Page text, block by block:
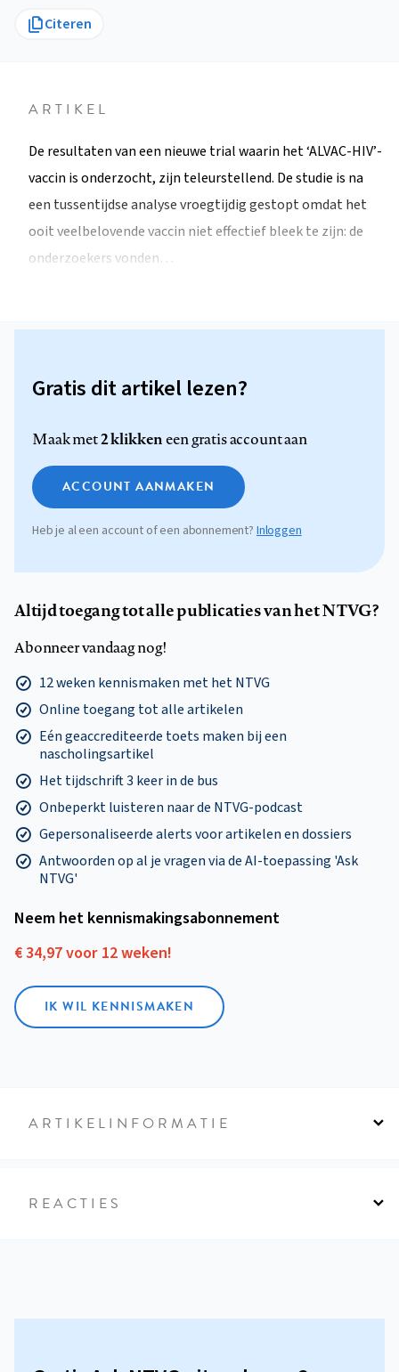
Citeren
ARTIKEL
De resultaten van een nieuwe trial waarin het ‘ALVAC-HIV’-
vaccin is onderzocht, zijn teleurstellend. De studie is na
een tussentijdse analyse vroegtijdig gestopt omdat het
ooit veelbelovende vaccin niet effectief bleek te zijn: de
onderzoekers vonden…
Gratis dit artikel lezen?
Maak met2 klikkeneen gratis account aan
ACCOUNT AANMAKEN
Heb je al een account of een abonnement? Inloggen
Altijd toegang tot alle publicaties van het NTVG?
Abonneer vandaag nog!
12 weken kennismaken met het NTVG
Online toegang tot alle artikelen
Eén geaccrediteerde toets maken bij een
nascholingsartikel
Het tijdschrift 3 keer in de bus
Onbeperkt luisteren naar de NTVG-podcast
Gepersonaliseerde alerts voor artikelen en dossiers
Antwoorden op al je vragen via de AI-toepassing 'Ask
NTVG'
Neem het kennismakings­abonnement
€ 34,97 voor 12 weken!
IK WIL KENNISMAKEN
ARTIKELINFORMATIE
REACTIES